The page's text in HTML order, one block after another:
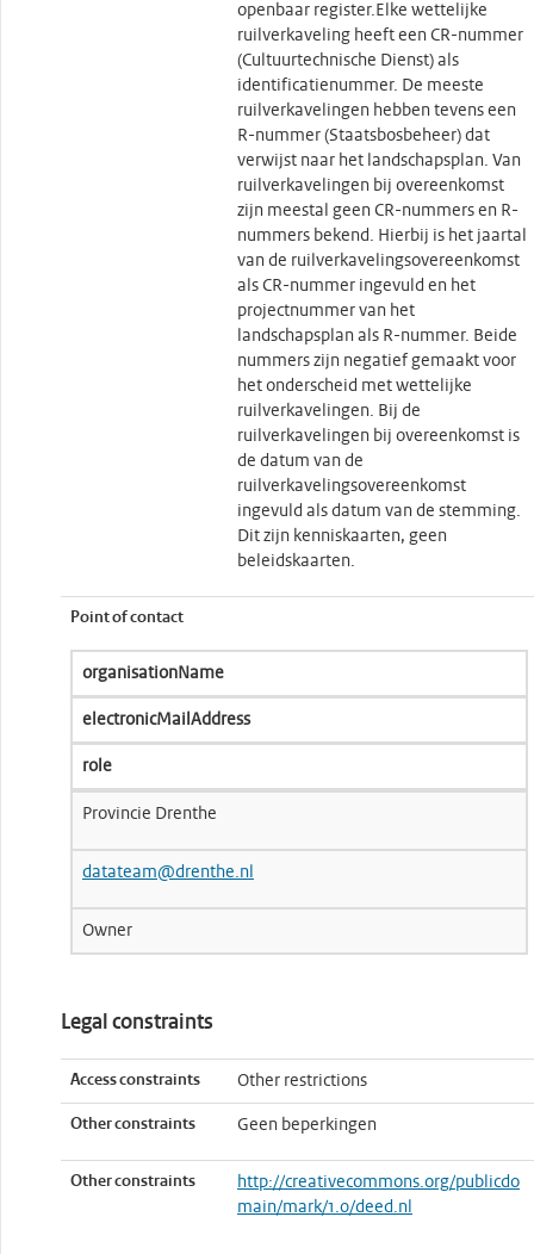
openbaar register.Elke wettelijke
ruilverkaveling heeft een CR-nummer
(Cultuurtechnische Dienst) als
identificatienummer. De meeste
ruilverkavelingen hebben tevens een
R-nummer (Staatsbosbeheer) dat
verwijst naar het landschapsplan. Van
ruilverkavelingen bij overeenkomst
zijn meestal geen CR-nummers en R-
nummers bekend. Hierbij is het jaartal
van de ruilverkavelingsovereenkomst
als CR-nummer ingevuld en het
projectnummer van het
landschapsplan als R-nummer. Beide
nummers zijn negatief gemaakt voor
het onderscheid met wettelijke
ruilverkavelingen. Bij de
ruilverkavelingen bij overeenkomst is
de datum van de
ruilverkavelingsovereenkomst
ingevuld als datum van de stemming.
Dit zijn kenniskaarten, geen
beleidskaarten.
Point of contact
organisationName
electronicMailAddress
role
Provincie Drenthe
datateam@drenthe.nl
Owner
Legal constraints
Access constraints Other restrictions
Other constraints Geen beperkingen
Other constraints
http://creativecommons.org/publicdo
main/mark/1.0/deed.nl